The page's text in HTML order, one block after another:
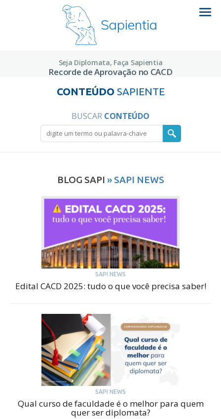
Sapientia
Seja Diplomata, Faça Sapientia
Recorde de Aprovação no CACD
CONTEÚDOSAPIENTE
BUSCAR CONTEÚDO
BLOG SAPI » SAPI NEWS
SAPI NEWS
Edital CACD 2025: tudo o que você precisa saber!
SAPI NEWS
Qual curso de faculdade é o melhor para quem
quer ser diplomata?